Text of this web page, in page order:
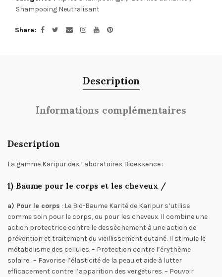
Shampooing Neutralisant
Share
Description
Informations complémentaires
Description
La gamme Karipur des Laboratoires Bioessence :
1) Baume pour le corps et les cheveux /
a) Pour le corps : Le Bio-Baume Karité de Karipur s’utilise
comme soin pour le corps, ou pour les cheveux. Il combine une
action protectrice contre le dessèchement à une action de
prévention et traitement du vieillissement cutané. Il stimule le
métabolisme des cellules. – Protection contre l’érythème
solaire. – Favorise l’élasticité de la peau et aide à lutter
efficacement contre l’apparition des vergetures. – Pouvoir